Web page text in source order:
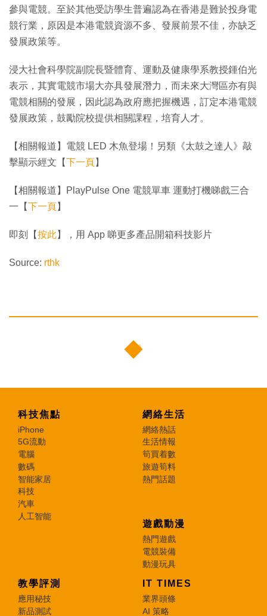
參與電競。至於其他受訪學生普遍認為在香港是難於投身電
競行業，原因是本港電競資源不多、發展前景不佳，亦缺乏
發展政策等。
浸大社會科學院副院長暨體育、運動及健康學系教授鍾伯光
表示，其實電競市場大亦具發展潛力，而未來大灣區亦有與
電競相關的發展，因此認為政府應把握機遇，訂定本港電競
發展政策，鼓勵院校提供相關課程，培育人才。
【相關報道】電競 LED 木魚登場！另類《太鼓之達人》敲
擊顯示經文【下一頁】
【相關報道】PlayPulse One 電競單車 運動打機睇戲三合
一【下一頁】
即刻【按此】，用 App 睇更多產品開箱科技影片
Source: rthk
科技焦點
iPhone
5G流動
電腦
數碼
智能家居
科技
汽車
人工智能
網絡生活
網絡熱話
生活情報
筍買着數
旅遊筍料
熱門話題
遊戲動漫
熱門遊戲
電競裝備
動漫玩具
教學評測
應用秘技
新品測試
IT TIMES
業界頭條
AI 策略